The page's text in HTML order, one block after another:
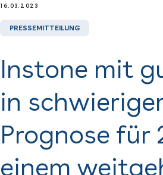
16.03.2023
PRESSEMITTEILUNG
Instone mit
in
Prognose für
einem